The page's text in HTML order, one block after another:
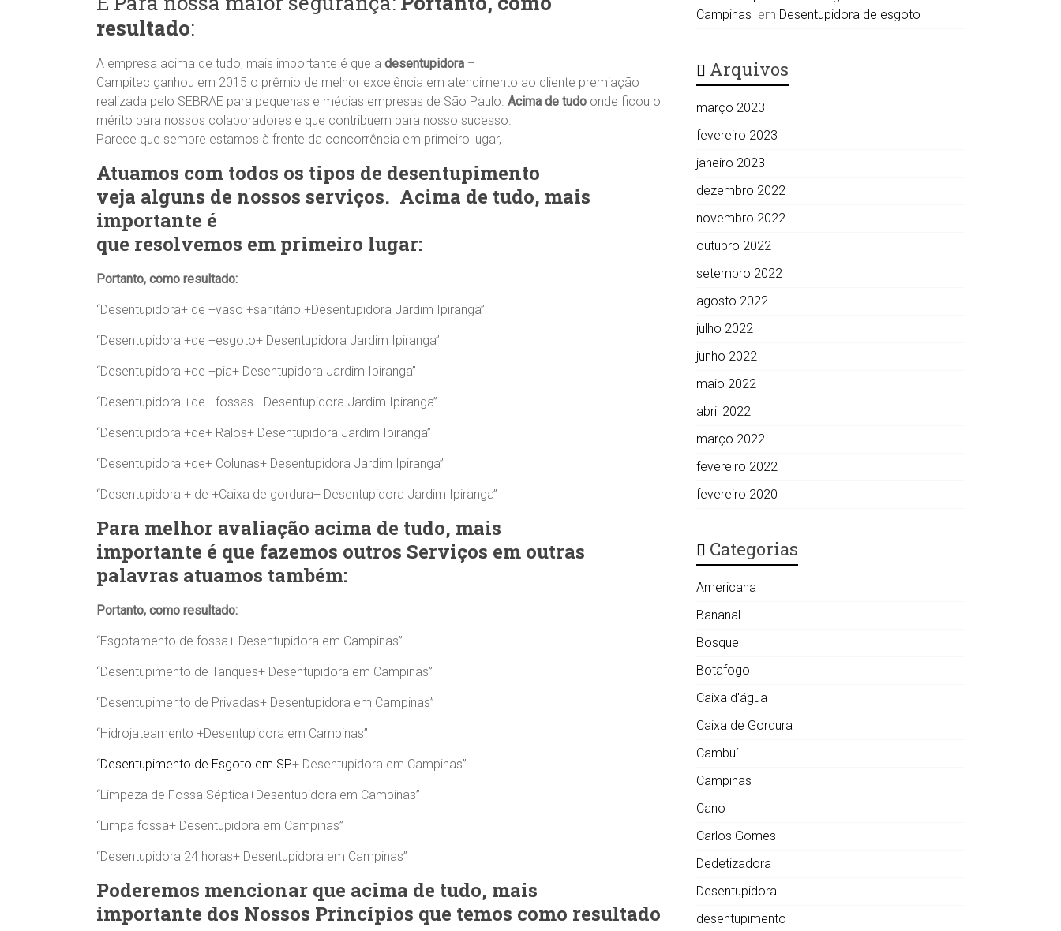
resultado:
A empresa acima de tudo, mais importante é que a desentupidora –
Campitec ganhou em 2015 o prêmio de melhor excelência em atendimento ao cliente premiação
realizada pelo SEBRAE para pequenas e médias empresas de São Paulo. Acima de tudo onde ficou o
mérito para nossos colaboradores e que contribuem para nosso sucesso.
Parece que sempre estamos à frente da concorrência em primeiro lugar,
Atuamos com todos os tipos de desentupimento
veja alguns de nossos serviços. Acima de tudo, mais
importante é
que resolvemos em primeiro lugar:
Portanto, como resultado:
“Desentupidora+ de +vaso +sanitário +Desentupidora Jardim Ipiranga”
“Desentupidora +de +esgoto+ Desentupidora Jardim Ipiranga”
“Desentupidora +de +pia+ Desentupidora Jardim Ipiranga”
“Desentupidora +de +fossas+ Desentupidora Jardim Ipiranga”
“Desentupidora +de+ Ralos+ Desentupidora Jardim Ipiranga”
“Desentupidora +de+ Colunas+ Desentupidora Jardim Ipiranga”
“Desentupidora + de +Caixa de gordura+ Desentupidora Jardim Ipiranga”
Para melhor avaliação acima de tudo, mais
importante é que fazemos outros Serviços em outras
palavras atuamos também:
Portanto, como resultado:
“Esgotamento de fossa+ Desentupidora em Campinas”
“Desentupimento de Tanques+ Desentupidora em Campinas”
“Desentupimento de Privadas+ Desentupidora em Campinas”
“Hidrojateamento +Desentupidora em Campinas”
“Desentupimento de Esgoto em SP+ Desentupidora em Campinas”
“Limpeza de Fossa Séptica+Desentupidora em Campinas”
“Limpa fossa+ Desentupidora em Campinas”
“Desentupidora 24 horas+ Desentupidora em Campinas”
Poderemos mencionar que acima de tudo, mais
importante dos Nossos Princípios que temos como resultado
Campinas em Desentupidora de esgoto
Arquivos
março 2023
fevereiro 2023
janeiro 2023
dezembro 2022
novembro 2022
outubro 2022
setembro 2022
agosto 2022
julho 2022
junho 2022
maio 2022
abril 2022
março 2022
fevereiro 2022
fevereiro 2020
Categorias
Americana
Bananal
Bosque
Botafogo
Caixa d'água
Caixa de Gordura
Cambuí
Campinas
Cano
Carlos Gomes
Dedetizadora
Desentupidora
desentupimento